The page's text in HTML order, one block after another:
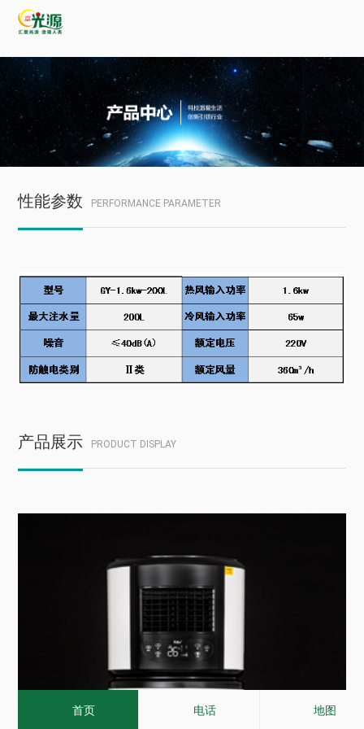
性能参数 PERFORMANCE PARAMETER
产品展示 PRODUCT DISPLAY
首页 电话 地图